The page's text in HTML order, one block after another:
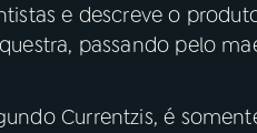
e descreve o
passando pelo
Currentzis, é